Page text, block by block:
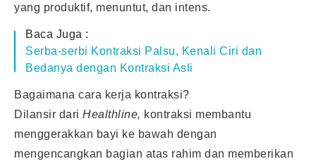
yang produktif, menuntut, dan intens.
Baca Juga :
Serba-serbi Kontraksi Palsu, Kenali Ciri dan
Bedanya dengan Kontraksi Asli
Bagaimana cara kerja kontraksi?
Dilansir dari Healthline, kontraksi membantu
menggerakkan bayi ke bawah dengan
mengencangkan bagian atas rahim dan memberikan